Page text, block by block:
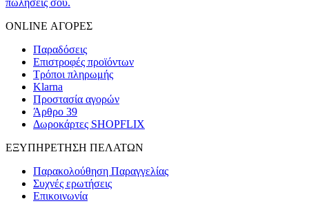
πωλήσεις σου.
ONLINE ΑΓΟΡΕΣ
Παραδόσεις
Επιστροφές προϊόντων
Τρόποι πληρωμής
Klarna
Προστασία αγορών
Άρθρο 39
Δωροκάρτες SHOPFLIX
ΕΞΥΠΗΡΕΤΗΣΗ ΠΕΛΑΤΩΝ
Παρακολούθηση Παραγγελίας
Συχνές ερωτήσεις
Επικοινωνία